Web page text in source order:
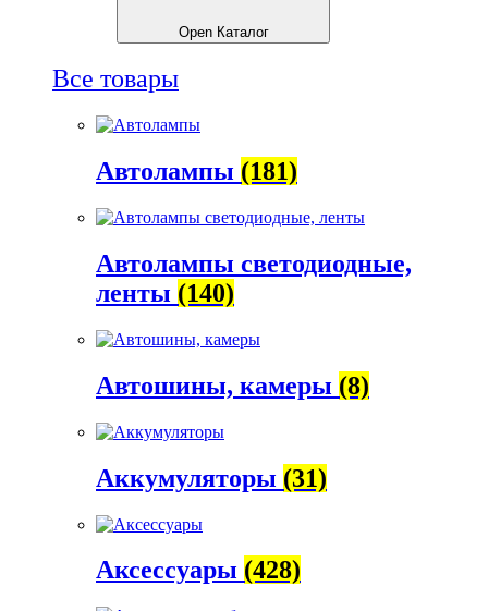
Open Каталог
Все товары
Автолампы (181)
Автолампы светодиодные,
ленты (140)
Автошины, камеры (8)
Аккумуляторы (31)
Аксессуары (428)